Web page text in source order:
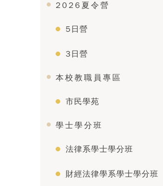
2026夏令營
5日營
3日營
本校教職員專區
市民學苑
學士學分班
法律系學士學分班
財經法律學系學士學分班